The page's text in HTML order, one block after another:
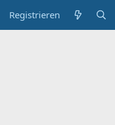
Registrieren